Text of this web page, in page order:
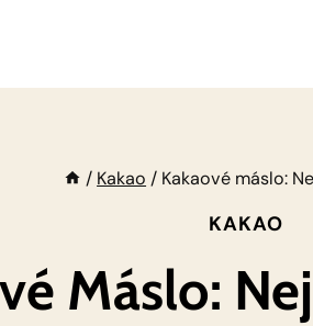
/ Kakao / Kakaové máslo:
KAKAO
Máslo: